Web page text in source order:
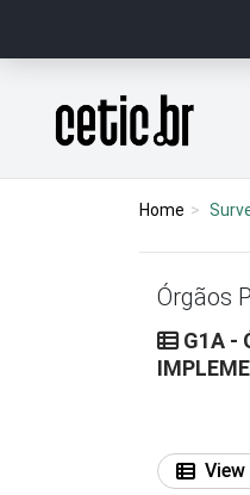
Página inicial
Home
Órgãos
G1A -